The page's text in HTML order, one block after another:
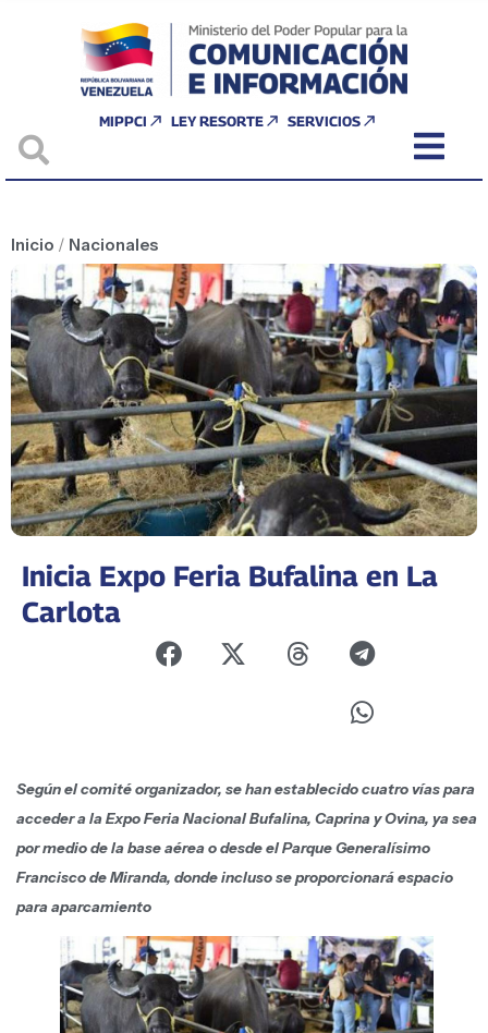
MIPPCI LEY RESORTE SERVICIOS
Inicio / Nacionales
Inicia Expo Feria Bufalina en La
Carlota
Según el comité organizador, se han establecido cuatro vías para
acceder a la Expo Feria Nacional Bufalina, Caprina y Ovina, ya sea
por medio de la base aérea o desde el Parque Generalísimo
Francisco de Miranda, donde incluso se proporcionará espacio
para aparcamiento